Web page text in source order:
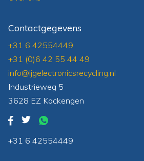
Contactgegevens
+31 6 42554449
+31 (0)6 42 55 44 49
info@ljgelectronicsrecycling.nl
Industrieweg 5
3628 EZ Kockengen
+31 6 42554449